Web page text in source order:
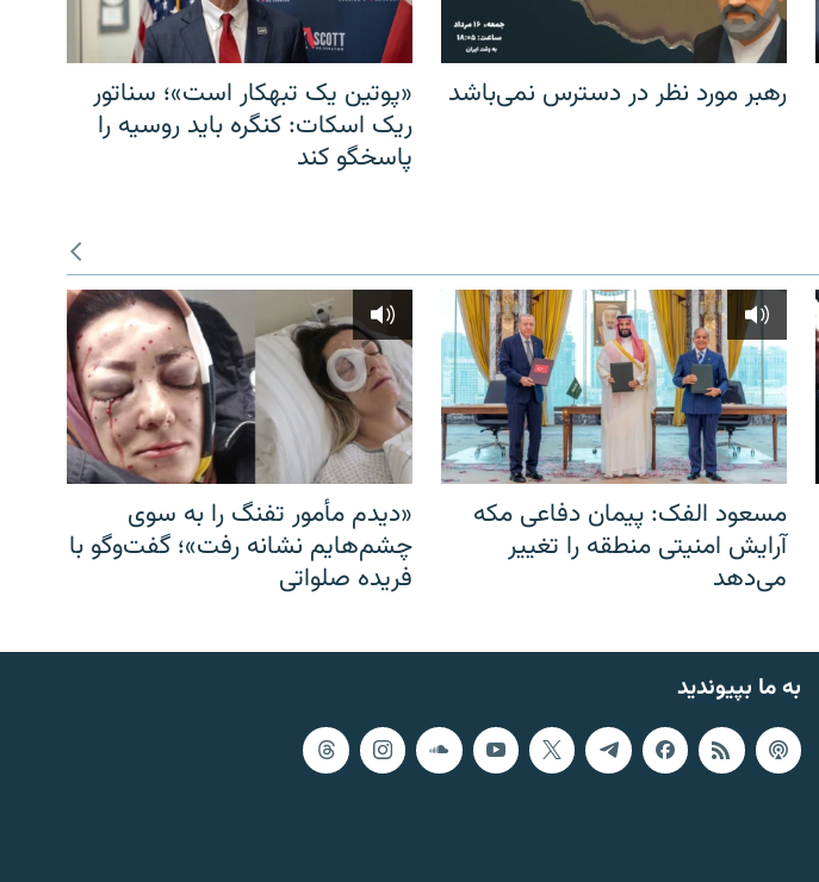
رهبر مورد نظر در دسترس نمی‌باشد
«پوتین یک تبهکار است»؛ سناتور
ریک اسکات: کنگره باید روسیه را
پاسخگو کند
مسعود الفک: پیمان دفاعی مکه
آرایش امنیتی منطقه را تغییر
می‌دهد
«دیدم مأمور تفنگ را به سوی
چشم‌هایم نشانه رفت»؛ گفت‌و‌گو با
فریده صلواتی
به ما بپیوندید